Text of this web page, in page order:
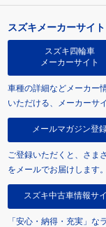
スズキメーカーサイト
スズキ四輪車
メーカーサイト
車種の詳細などメーカー
いただける、メーカーサ
メールマガジン登
ご登録いただくと、さま
をメールでお届けします。
スズキ中古車情報サ
「安心・納得・充実」な